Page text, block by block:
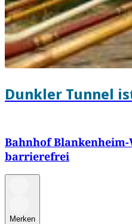
Dunkler Tunnel
Bahnhof
barrierefrei
Merken